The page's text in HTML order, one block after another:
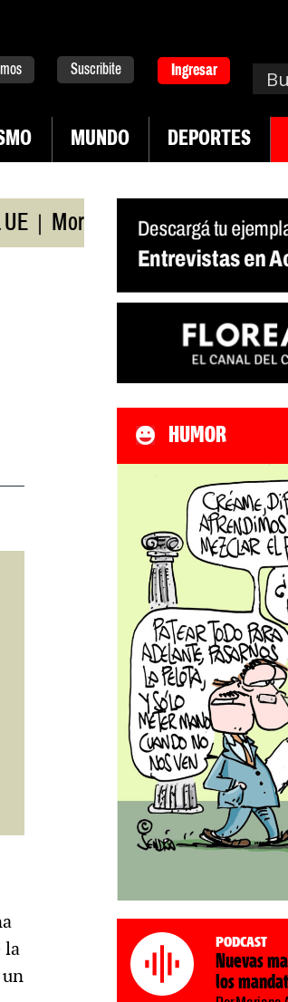
Suscribite Ingresar
MUNDO DEPORTES
Morosidad en jóvenes
la
HUMOR
Podcast
Nuevas
los